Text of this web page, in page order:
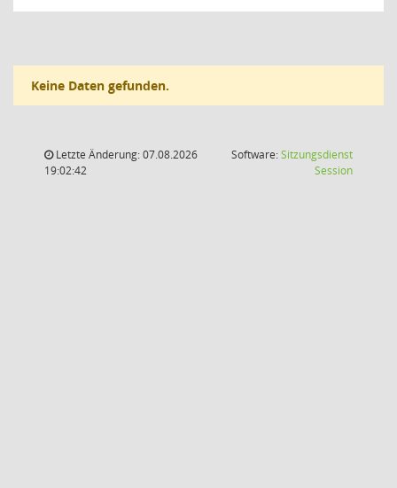
Keine Daten gefunden.
Letzte Änderung: 07.08.2026
19:02:42
Software:Sitzungsdienst
Session(Wird in